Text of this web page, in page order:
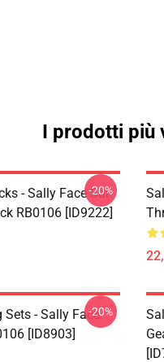
I prodotti più
- Sally Face Sal
RB0106 [ID9222]
-20%
Sets - Sally Face
[ID8903]
-20%